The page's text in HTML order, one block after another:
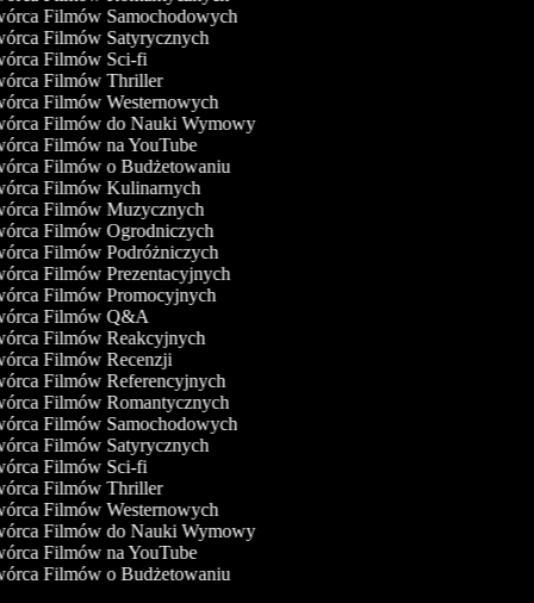
Filmów Samochodowych
Filmów Satyrycznych
Filmów Sci-fi
Filmów Thriller
Filmów Westernowych
Filmów do Nauki Wymowy
Filmów na YouTube
Filmów o Budżetowaniu
Filmów Kulinarnych
Filmów Muzycznych
Filmów Ogrodniczych
Filmów Podróżniczych
Filmów Prezentacyjnych
Filmów Promocyjnych
Filmów Q&A
Filmów Reakcyjnych
Filmów Recenzji
Filmów Referencyjnych
Filmów Romantycznych
Filmów Samochodowych
Filmów Satyrycznych
Filmów Sci-fi
Filmów Thriller
Filmów Westernowych
Filmów do Nauki Wymowy
Filmów na YouTube
Filmów o Budżetowaniu